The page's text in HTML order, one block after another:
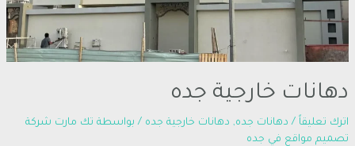
دهانات خارجية جده
اترك تعليقاً / دهانات جده, دهانات خارجية جده / بواسطة تك مارت شركة
تصميم مواقع في جده